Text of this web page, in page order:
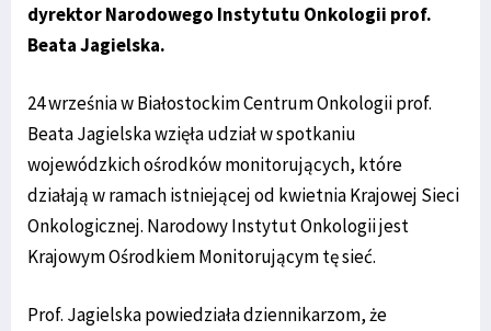
dyrektor Narodowego Instytutu Onkologii prof.
Beata Jagielska.
24 września w Białostockim Centrum Onkologii prof.
Beata Jagielska wzięła udział w spotkaniu
wojewódzkich ośrodków monitorujących, które
działają w ramach istniejącej od kwietnia Krajowej Sieci
Onkologicznej. Narodowy Instytut Onkologii jest
Krajowym Ośrodkiem Monitorującym tę sieć.
Prof. Jagielska powiedziała dziennikarzom, że